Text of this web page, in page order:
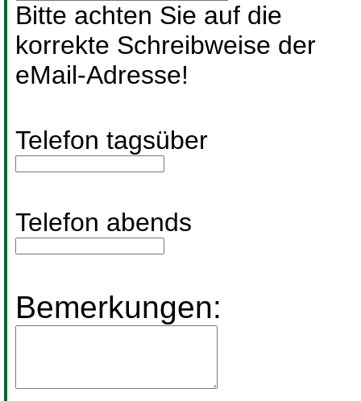
Bitte achten Sie auf die
korrekte Schreibweise der
eMail-Adresse!
Telefon tagsüber
Telefon abends
Bemerkungen: